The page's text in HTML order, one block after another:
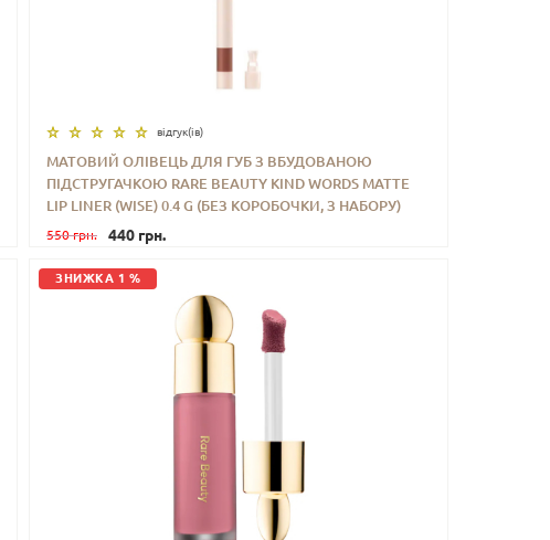
відгук(iв)
МАТОВИЙ ОЛІВЕЦЬ ДЛЯ ГУБ З ВБУДОВАНОЮ
ПІДСТРУГАЧКОЮ RARE BEAUTY KIND WORDS MATTE
LIP LINER (WISE) 0.4 G (БЕЗ КОРОБОЧКИ, З НАБОРУ)
550 грн. 440 грн.
- + КУПИТИ
ЗНИЖКА 1 %